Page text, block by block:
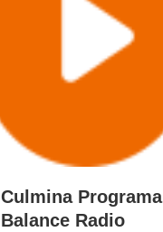
Culmina Programa
Balance Radio